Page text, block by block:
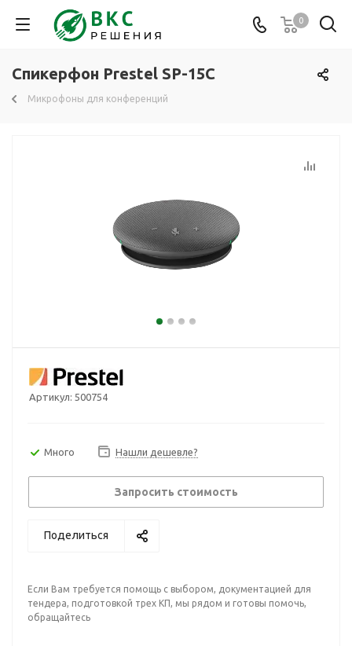
0
Спикерфон Prestel SP-15C
Микрофоны для конференций
Артикул: 500754
Много Нашли дешевле?
Запросить стоимость
Поделиться
Если Вам требуется помощь с выбором, документацией для
тендера, подготовкой трех КП, мы рядом и готовы помочь,
обращайтесь